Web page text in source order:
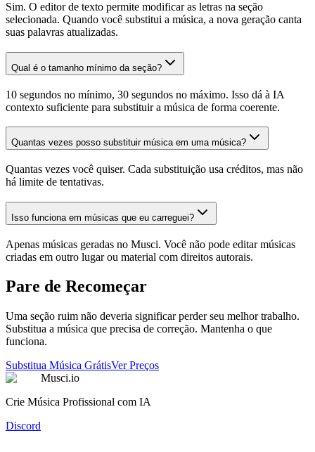
Sim. O editor de texto permite modificar as letras na seção
selecionada. Quando você substitui a música, a nova geração canta
suas palavras atualizadas.
Qual é o tamanho mínimo da seção?
10 segundos no mínimo, 30 segundos no máximo. Isso dá à IA
contexto suficiente para substituir a música de forma coerente.
Quantas vezes posso substituir música em uma música?
Quantas vezes você quiser. Cada substituição usa créditos, mas não
há limite de tentativas.
Isso funciona em músicas que eu carreguei?
Apenas músicas geradas no Musci. Você não pode editar músicas
criadas em outro lugar ou material com direitos autorais.
Pare de Recomeçar
Uma seção ruim não deveria significar perder seu melhor trabalho.
Substitua a música que precisa de correção. Mantenha o que
funciona.
Substitua Música GrátisVer Preços
Musci.io
Crie Música Profissional com IA
Discord